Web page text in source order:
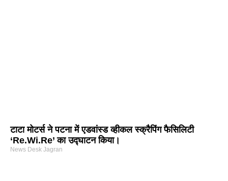
टाटा मोटर्स ने पटना में एडवांस्ड व्हीकल स्क्रैपिंग फैसिलिटी
‘Re.Wi.Re’ का उद्घाटन किया।
News Desk Jagran